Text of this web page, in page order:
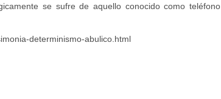
se sufre de aquello conocido como teléfono
determinismo-abulico.html